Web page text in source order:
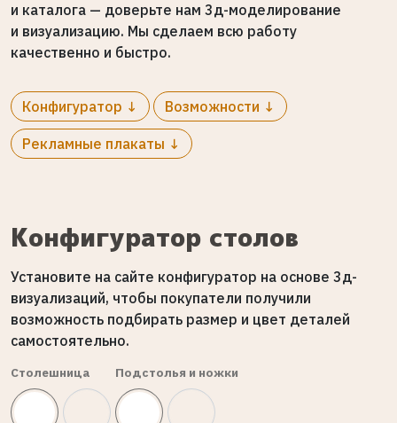
и каталога — доверьте нам 3д-моделирование
и визуализацию. Мы сделаем всю работу
качественно и быстро.
Конфигуратор ↓ Возможности ↓
Рекламные плакаты ↓
Конфигуратор столов
Установите на сайте конфигуратор на основе 3д-
визуализаций, чтобы покупатели получили
возможность подбирать размер и цвет деталей
самостоятельно.
Столешница Подстолья и ножки